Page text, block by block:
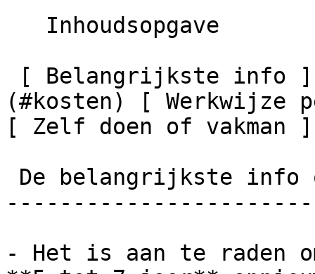
(#kosten) [ Werkwijze
[ Zelf doen of vakman
- Het is aan te raden